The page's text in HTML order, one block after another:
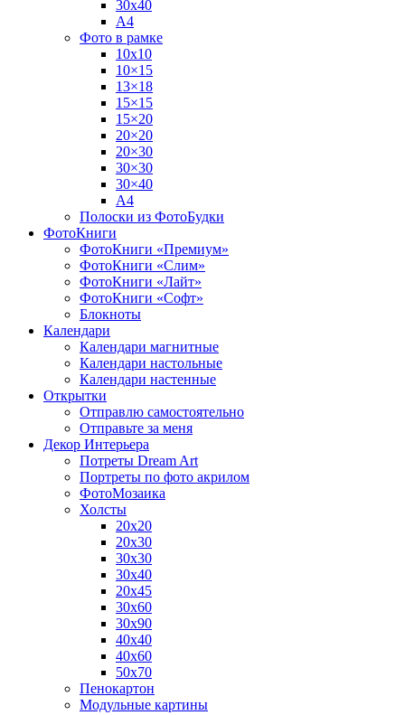
30х40
А4
Фото в рамке
10х10
10×15
13×18
15×15
15×20
20×20
20×30
30×30
30×40
A4
Полоски из ФотоБудки
ФотоКниги
ФотоКниги «Премиум»
ФотоКниги «Слим»
ФотоКниги «Лайт»
ФотоКниги «Софт»
Блокноты
Календари
Календари магнитные
Календари настольные
Календари настенные
Открытки
Отправлю самостоятельно
Отправьте за меня
Декор Интерьера
Потреты Dream Art
Портреты по фото акрилом
ФотоМозаика
Холсты
20х20
20х30
30х30
30х40
20х45
30х60
30х90
40х40
40х60
50х70
Пенокартон
Модульные картины